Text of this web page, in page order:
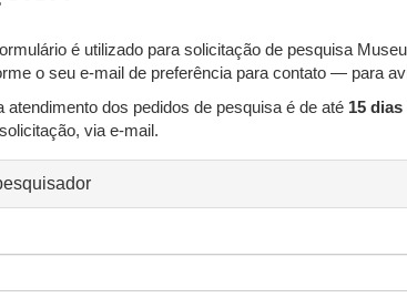
é utilizado para solicitação de pesquisa
o seu e-mail de preferência para contato — para
atendimento dos pedidos de pesquisa é de até 15
via e-mail.